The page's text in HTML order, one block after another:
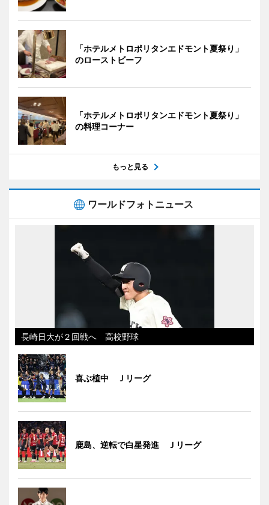
「ホテルメトロポリタンエドモント夏祭り」
のローストビーフ
「ホテルメトロポリタンエドモント夏祭り」
の料理コーナー
もっと見る
ワールドフォトニュース
長崎日大が２回戦へ 高校野球
喜ぶ植中 Ｊリーグ
鹿島、逆転で白星発進 Ｊリーグ